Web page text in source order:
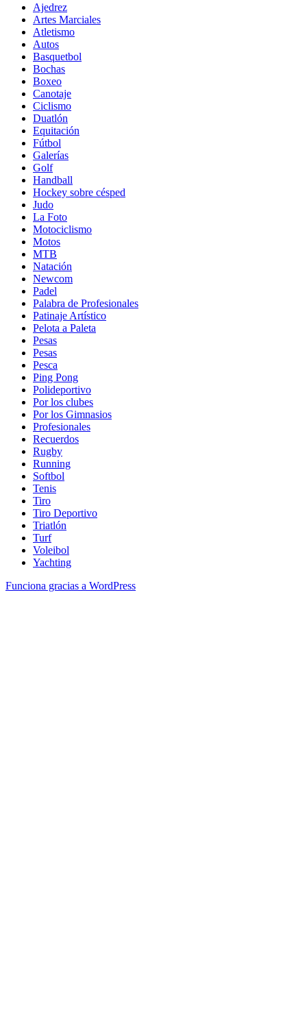
Ajedrez
Artes Marciales
Atletismo
Autos
Basquetbol
Bochas
Boxeo
Canotaje
Ciclismo
Duatlón
Equitación
Fútbol
Galerías
Golf
Handball
Hockey sobre césped
Judo
La Foto
Motociclismo
Motos
MTB
Natación
Newcom
Padel
Palabra de Profesionales
Patinaje Artístico
Pelota a Paleta
Pesas
Pesas
Pesca
Ping Pong
Polideportivo
Por los clubes
Por los Gimnasios
Profesionales
Recuerdos
Rugby
Running
Softbol
Tenis
Tiro
Tiro Deportivo
Triatlón
Turf
Voleibol
Yachting
Funciona gracias a WordPress